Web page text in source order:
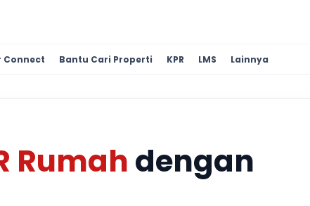
Connect Bantu Cari Properti KPR LMS Lainnya
Rumah dengan